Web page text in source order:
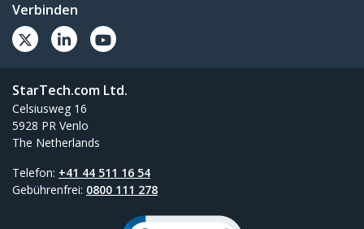
Verbinden
StarTech.com Ltd.
Celsiusweg 16
5928 PR Venlo
The Netherlands
Telefon: +41 44 511 16 54
Gebührenfrei: 0800 111 278